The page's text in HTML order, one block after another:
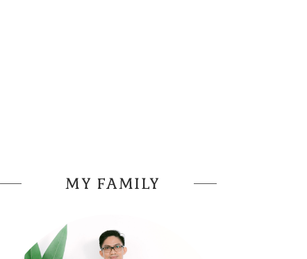
MY FAMILY